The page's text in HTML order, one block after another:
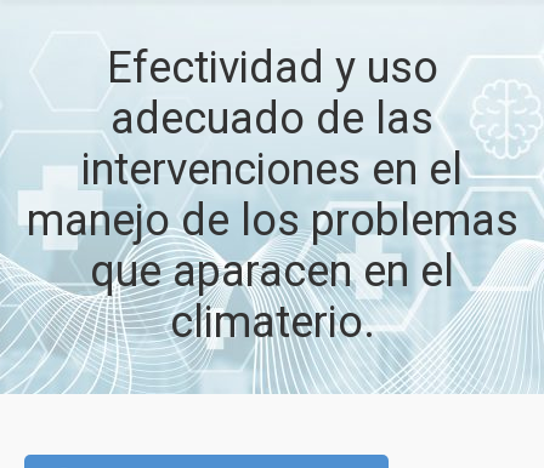
Efectividad y uso
adecuado de las
intervenciones en el
manejo de los problemas
que aparacen en el
climaterio.